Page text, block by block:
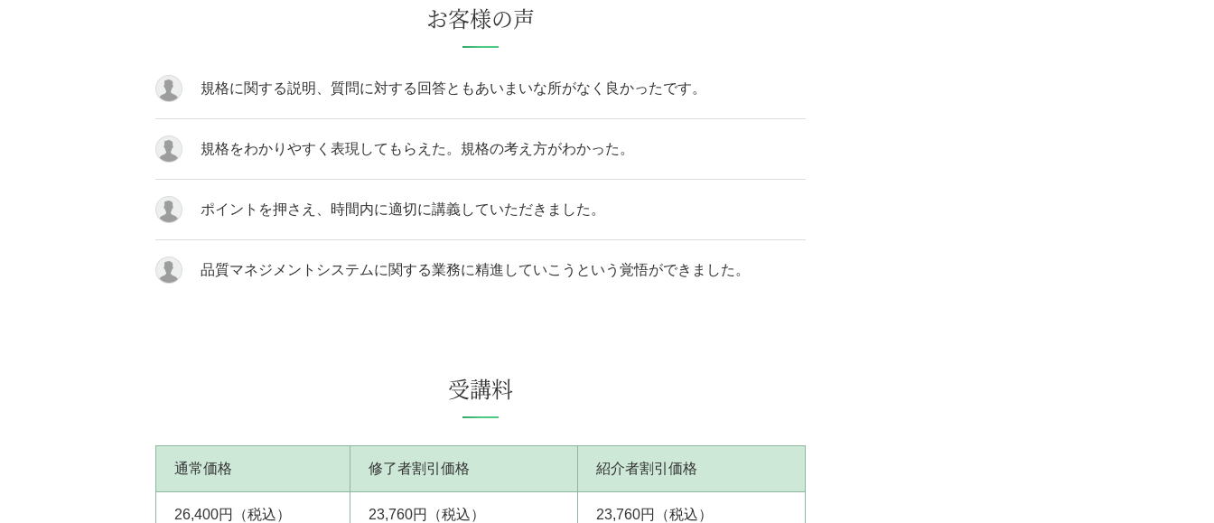
お客様の声
規格に関する説明、質問に対する回答ともあいまいな所がなく良かったです。
規格をわかりやすく表現してもらえた。規格の考え方がわかった。
ポイントを押さえ、時間内に適切に講義していただきました。
品質マネジメントシステムに関する業務に精進していこうという覚悟ができました。
受講料
通常価格 修了者割引価格 紹介者割引価格
26,400円（税込） 23,760円（税込） 23,760円（税込）